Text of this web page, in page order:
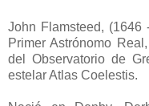
John Flamsteed, (1646
Primer Astrónomo
del Observatorio de
estelar Atlas Coelestis.